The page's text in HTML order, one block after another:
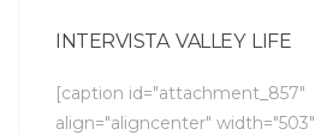
INTERVISTA VALLEY LIFE
[caption id="attachment_857"
align="aligncenter" width="503"